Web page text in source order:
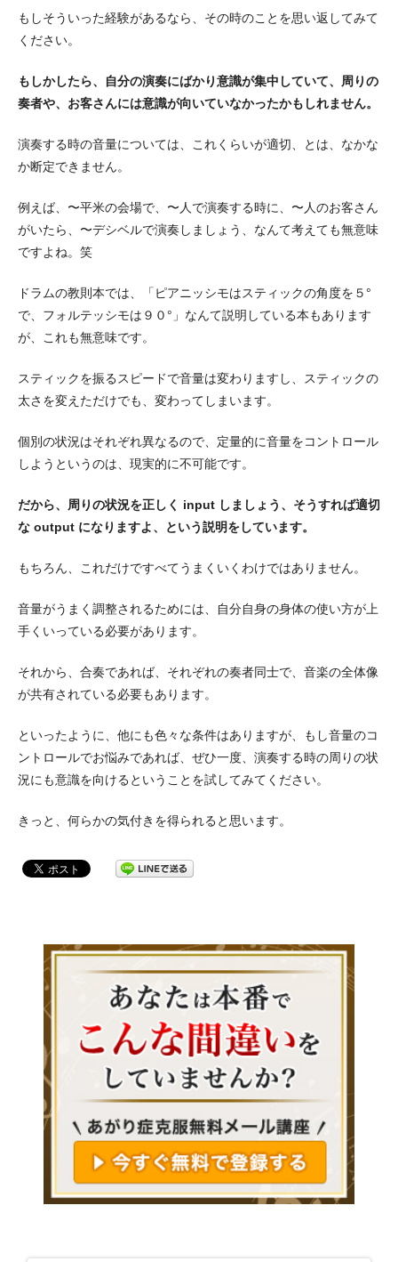
もしそういった経験があるなら、その時のことを思い返してみて
ください。
もしかしたら、自分の演奏にばかり意識が集中していて、周りの
奏者や、お客さんには意識が向いていなかったかもしれません。
演奏する時の音量については、これくらいが適切、とは、なかな
か断定できません。
例えば、〜平米の会場で、〜人で演奏する時に、〜人のお客さん
がいたら、〜デシベルで演奏しましょう、なんて考えても無意味
ですよね。笑
ドラムの教則本では、「ピアニッシモはスティックの角度を５°
で、フォルテッシモは９０°」なんて説明している本もあります
が、これも無意味です。
スティックを振るスピードで音量は変わりますし、スティックの
太さを変えただけでも、変わってしまいます。
個別の状況はそれぞれ異なるので、定量的に音量をコントロール
しようというのは、現実的に不可能です。
だから、周りの状況を正しく input しましょう、そうすれば適切
な output になりますよ、という説明をしています。
もちろん、これだけですべてうまくいくわけではありません。
音量がうまく調整されるためには、自分自身の身体の使い方が上
手くいっている必要があります。
それから、合奏であれば、それぞれの奏者同士で、音楽の全体像
が共有されている必要もあります。
といったように、他にも色々な条件はありますが、もし音量のコ
ントロールでお悩みであれば、ぜひ一度、演奏する時の周りの状
況にも意識を向けるということを試してみてください。
きっと、何らかの気付きを得られると思います。